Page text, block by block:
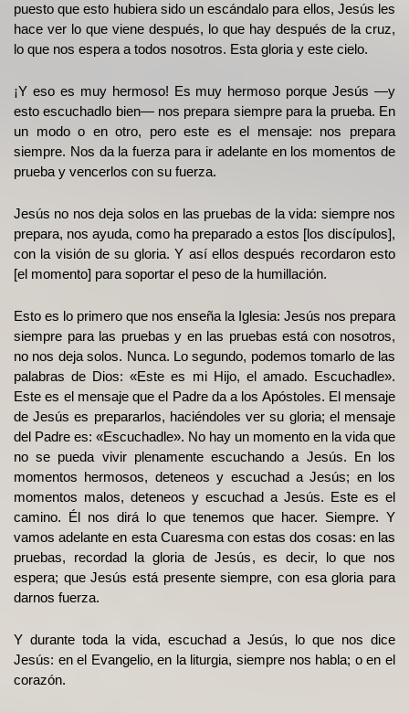
puesto que esto hubiera sido un escándalo para ellos, Jesús les
hace ver lo que viene después, lo que hay después de la cruz,
lo que nos espera a todos nosotros. Esta gloria y este cielo.
¡Y eso es muy hermoso! Es muy hermoso porque Jesús —y
esto escuchadlo bien— nos prepara siempre para la prueba. En
un modo o en otro, pero este es el mensaje: nos prepara
siempre. Nos da la fuerza para ir adelante en los momentos de
prueba y vencerlos con su fuerza.
Jesús no nos deja solos en las pruebas de la vida: siempre nos
prepara, nos ayuda, como ha preparado a estos [los discípulos],
con la visión de su gloria. Y así ellos después recordaron esto
[el momento] para soportar el peso de la humillación.
Esto es lo primero que nos enseña la Iglesia: Jesús nos prepara
siempre para las pruebas y en las pruebas está con nosotros,
no nos deja solos. Nunca. Lo segundo, podemos tomarlo de las
palabras de Dios: «Este es mi Hijo, el amado. Escuchadle».
Este es el mensaje que el Padre da a los Apóstoles. El mensaje
de Jesús es prepararlos, haciéndoles ver su gloria; el mensaje
del Padre es: «Escuchadle». No hay un momento en la vida que
no se pueda vivir plenamente escuchando a Jesús. En los
momentos hermosos, deteneos y escuchad a Jesús; en los
momentos malos, deteneos y escuchad a Jesús. Este es el
camino. Él nos dirá lo que tenemos que hacer. Siempre. Y
vamos adelante en esta Cuaresma con estas dos cosas: en las
pruebas, recordad la gloria de Jesús, es decir, lo que nos
espera; que Jesús está presente siempre, con esa gloria para
darnos fuerza.
Y durante toda la vida, escuchad a Jesús, lo que nos dice
Jesús: en el Evangelio, en la liturgia, siempre nos habla; o en el
corazón.